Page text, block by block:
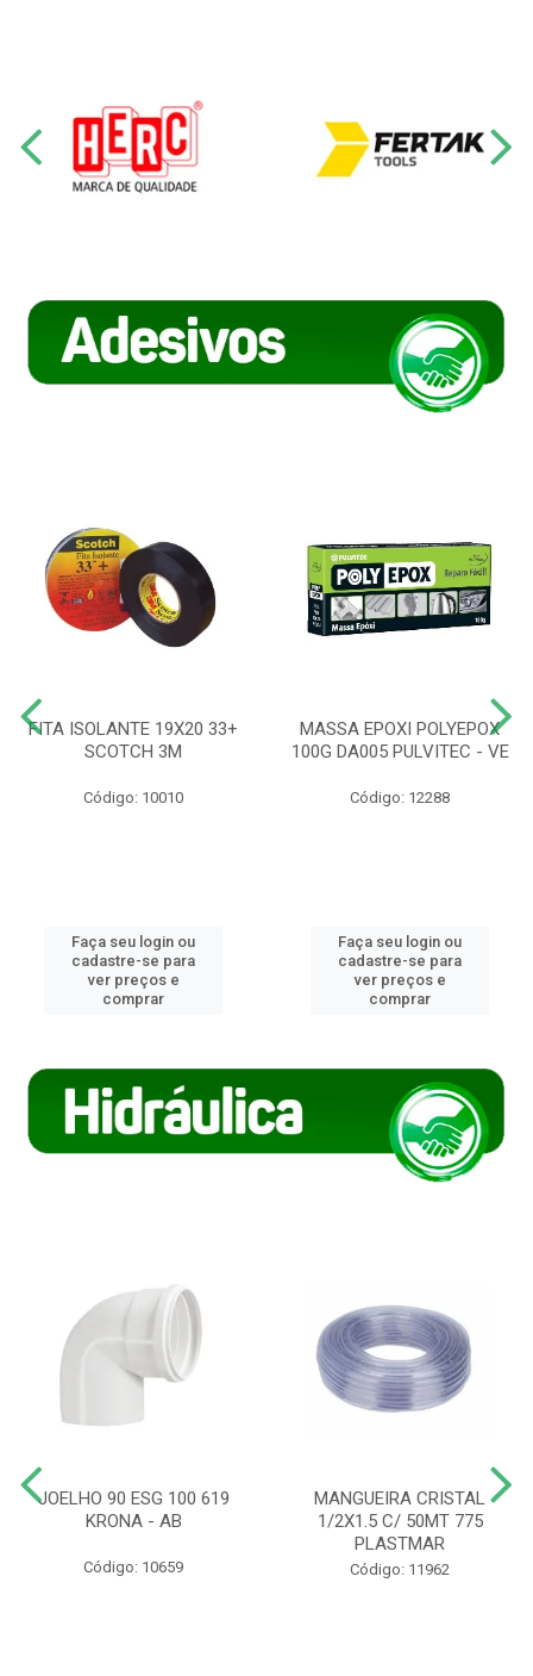
FITA ISOLANTE 19X20 33+
SCOTCH 3M
Código: 10010
Faça seu login ou
cadastre-se para
ver preços e
comprar
MASSA EPOXI POLYEPOX
100G DA005 PULVITEC - VE
Código: 12288
Faça seu login ou
cadastre-se para
ver preços e
comprar
JOELHO 90 ESG 100 619
KRONA - AB
Código: 10659
MANGUEIRA CRISTAL
1/2X1.5 C/ 50MT 775
PLASTMAR
Código: 11962